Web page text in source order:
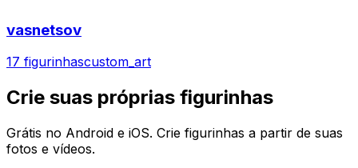
vasnetsov
17 figurinhascustom_art
Crie suas próprias figurinhas
Grátis no Android e iOS. Crie figurinhas a partir de suas
fotos e vídeos.